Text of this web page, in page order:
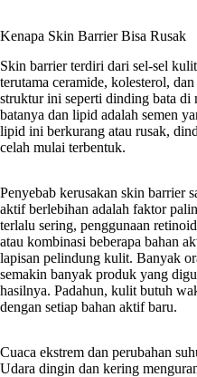
Kenapa Skin Barrier Bisa Rusak
Skin barrier terdiri dari sel-sel
terutama ceramide, kolesterol,
struktur ini seperti dinding bata di
batanya dan lipid adalah semen
lipid ini berkurang atau rusak,
celah mulai terbentuk.
Penyebab kerusakan skin barrier
aktif berlebihan adalah faktor
terlalu sering, penggunaan
atau kombinasi beberapa bahan
lapisan pelindung kulit. Banyak
semakin banyak produk yang
hasilnya. Padahun, kulit butuh
dengan setiap bahan aktif baru.
Cuaca ekstrem dan perubahan
Udara dingin dan kering